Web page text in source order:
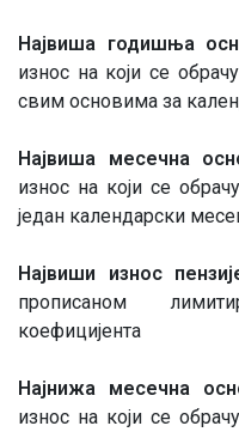
Највиша годишња
износ на који се
свим основима за
Највиша месечна
износ на који се
један календарски
Највиши износ
прописаном
коефицијента
Најнижа месечна
износ на који се